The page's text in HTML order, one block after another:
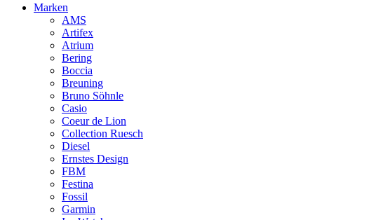
Marken
AMS
Artifex
Atrium
Bering
Boccia
Breuning
Bruno Söhnle
Casio
Coeur de Lion
Collection Ruesch
Diesel
Ernstes Design
FBM
Festina
Fossil
Garmin